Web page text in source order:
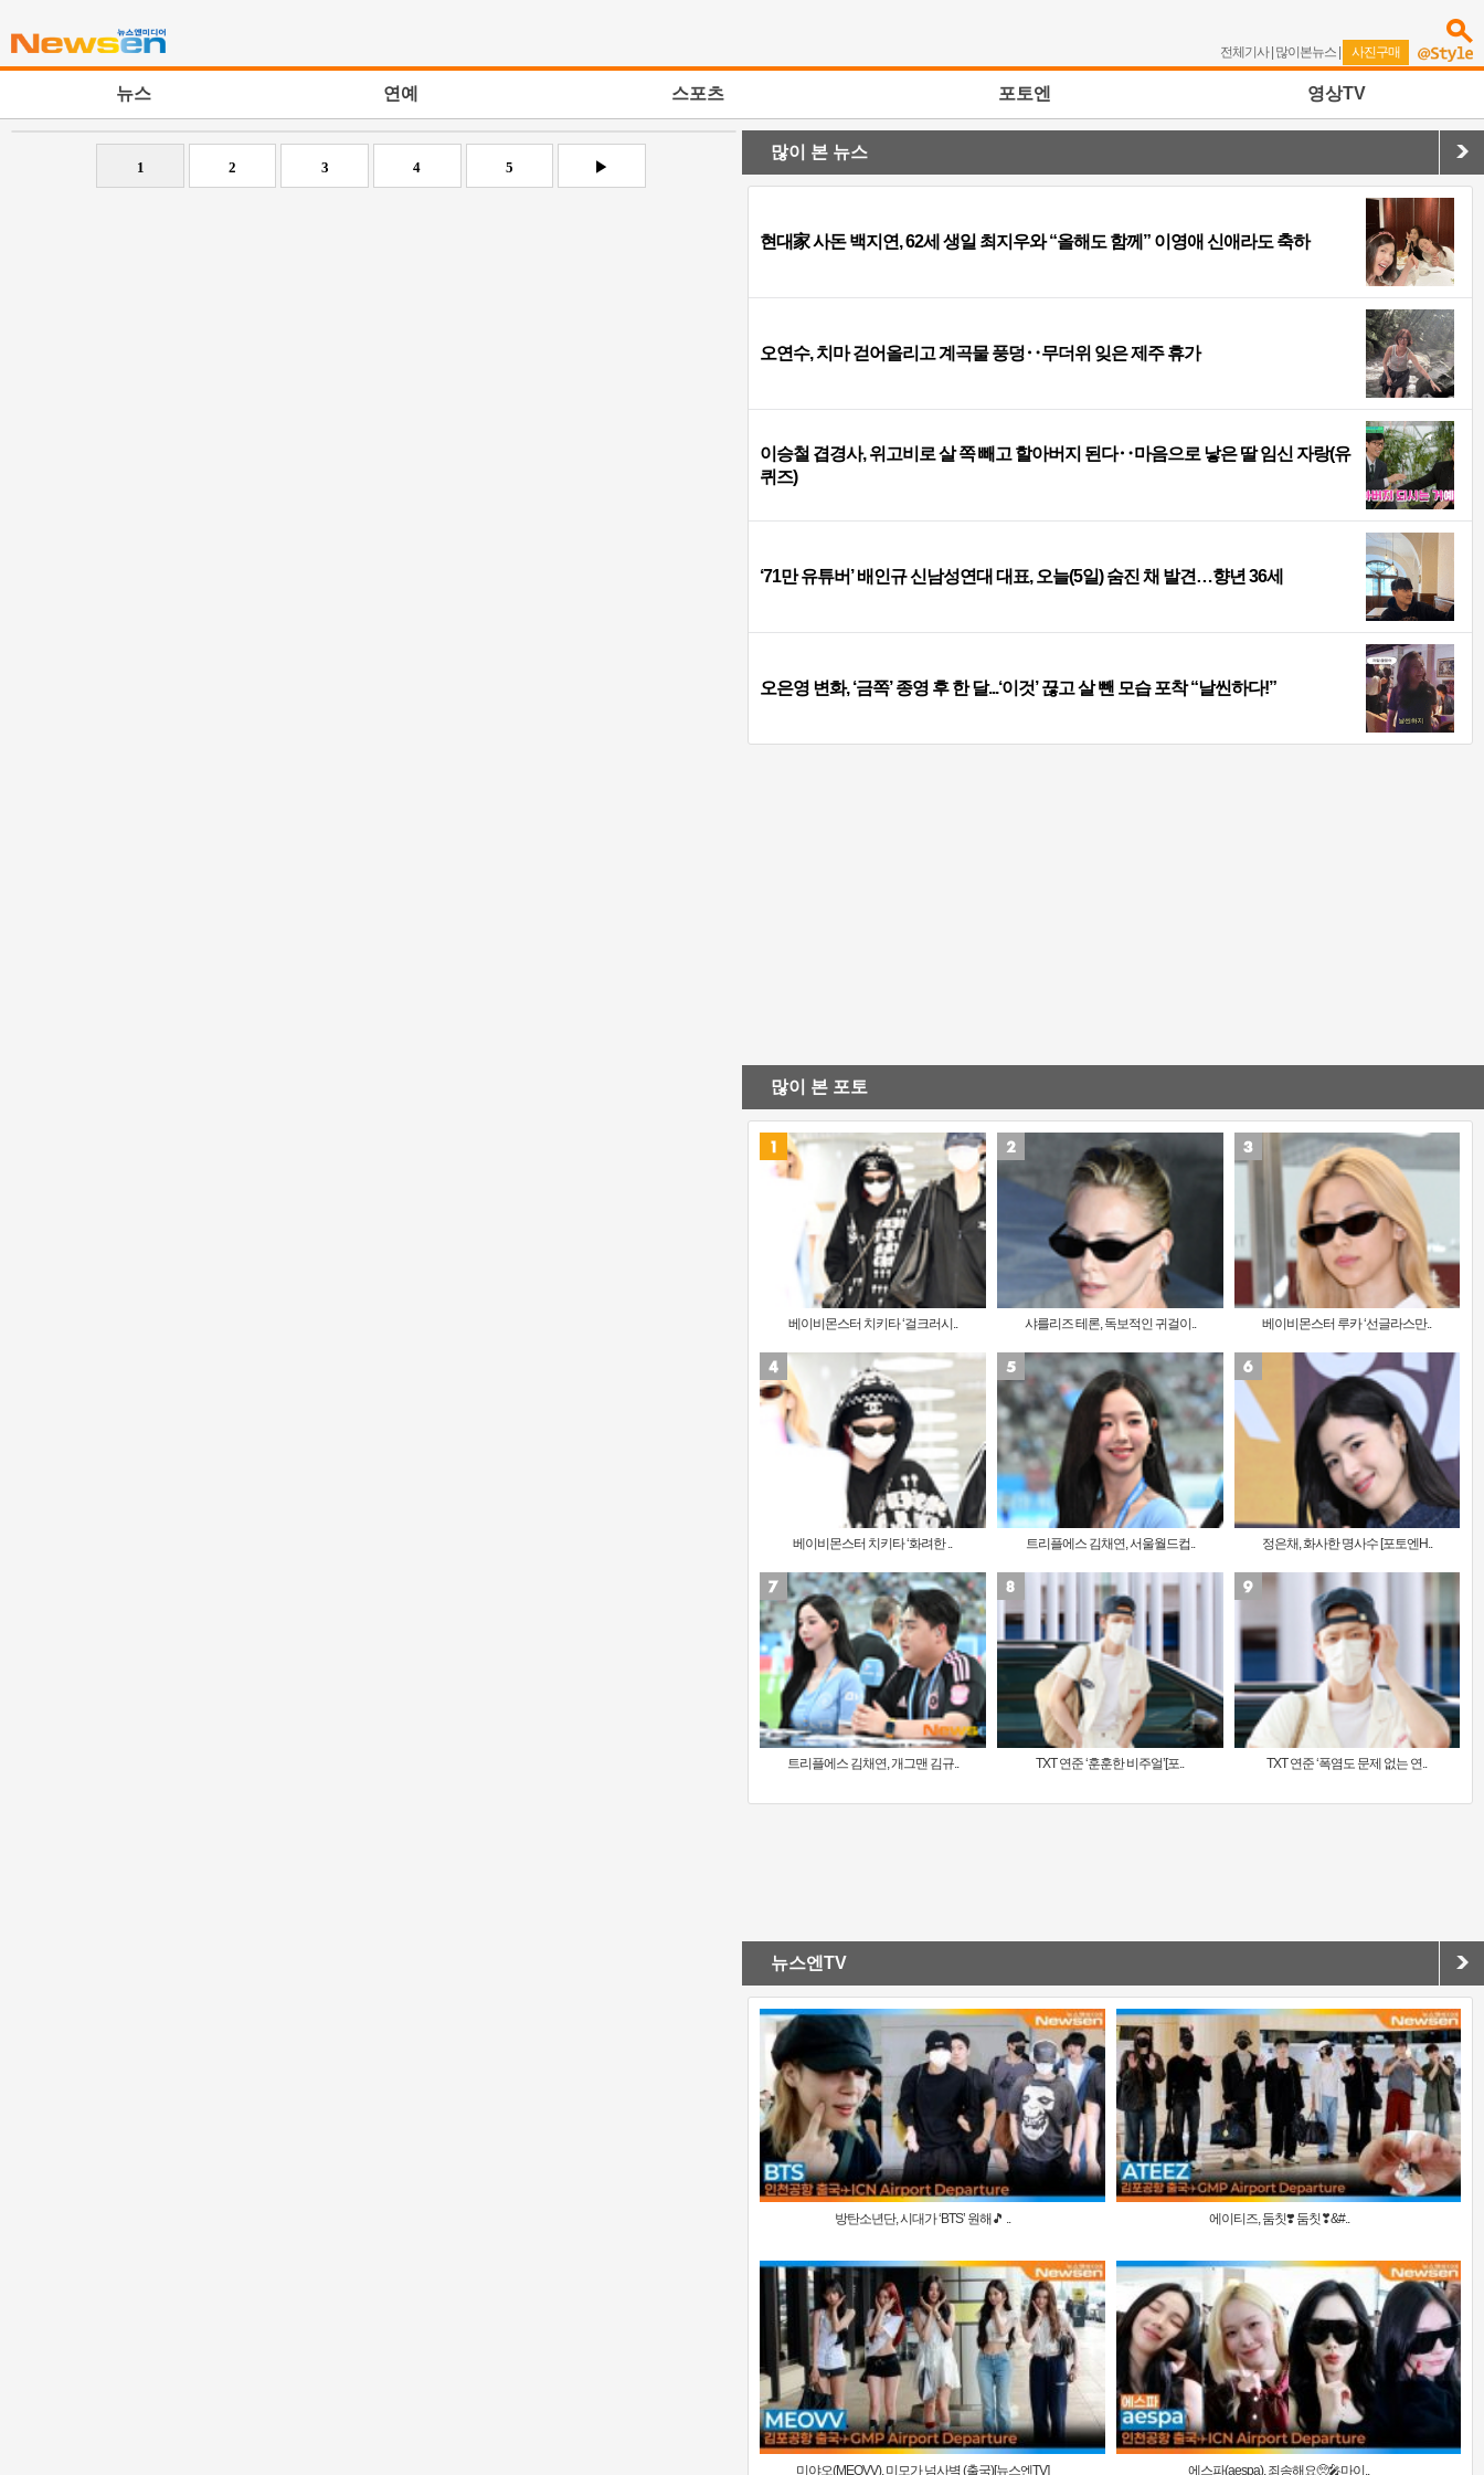
전체기사| 많이본뉴스 | 사진구매
뉴스 연예 스포츠 포토엔 영상TV
1 2 3 4 5 ▶
많이 본 뉴스
현대家 사돈 백지연, 62세 생일 최지우와 “올해도 함께” 이영애 신애라도 축하
오연수, 치마 걷어올리고 계곡물 풍덩‥무더위 잊은 제주 휴가
이승철 겹경사, 위고비로 살 쪽 빼고 할아버지 된다‥마음으로 낳은 딸 임신 자랑(유
퀴즈)
‘71만 유튜버’ 배인규 신남성연대 대표, 오늘(5일) 숨진 채 발견…향년 36세
오은영 변화, ‘금쪽’ 종영 후 한 달...‘이것’ 끊고 살 뺀 모습 포착 “날씬하다!”
많이 본 포토
베이비몬스터 치키타 ‘걸크러시.. 샤를리즈 테론, 독보적인 귀걸이.. 베이비몬스터 루카 ‘선글라스만..
베이비몬스터 치키타 ‘화려한 .. 트리플에스 김채연, 서울월드컵.. 정은채, 화사한 명사수 [포토엔H..
트리플에스 김채연, 개그맨 김규.. TXT 연준 ‘훈훈한 비주얼’[포.. TXT 연준 ‘폭염도 문제 없는 연..
뉴스엔TV
방탄소년단, 시대가 ‘BTS’ 원해🎵 .. 에이티즈, 둠칫❣️ 둠칫❣&#..
미야오(MEOVV), 미모가 넘사벽 (출국)[뉴스엔TV] 에스파(aespa), 죄송해요🥺🎤마이..